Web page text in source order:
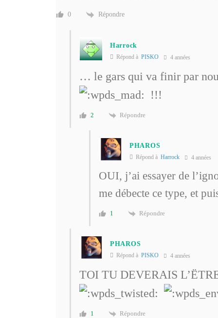
0 Répondre
Harrock
Répond à PISKO 4 années
… le gars qui va finir par
!!!
2 Répondre
PHAROS
Répond à Harrock 4 années
OUI, j’ai essayer de
me débecte ce type, et
1 Répondre
PHAROS
Répond à PISKO 4 années
TOI TU DEVERAIS
1 Répondre